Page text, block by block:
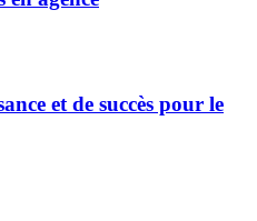
et de succès pour le